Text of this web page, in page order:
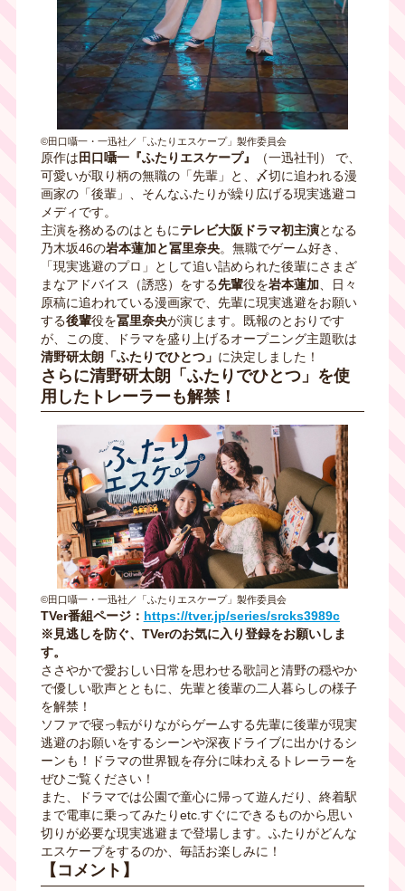
©田口囁一・一迅社／「ふたりエスケープ」製作委員会
原作は田口囁一『ふたりエスケープ』
（一迅社刊） で、
可愛いが取り柄の無職の「先輩」と、〆切に追われる漫
画家の「後輩」、そんなふたりが繰り広げる現実逃避コ
メディです。
主演を務めるのはともにテレビ大阪ドラマ初主演となる
乃木坂46の岩本蓮加と冨里奈央。無職でゲーム好き、
「現実逃避のプロ」として追い詰められた後輩にさまざ
まなアドバイス（誘惑）をする先輩役を岩本蓮加、日々
原稿に追われている漫画家で、先輩に現実逃避をお願い
する後輩役を冨里奈央が演じます。既報のとおりです
が、この度、ドラマを盛り上げるオープニング主題歌は
清野研太朗「ふたりでひとつ」 に決定しました！
さらに清野研太朗「ふたりでひとつ」を使
用したトレーラーも解禁！
©田口囁一・一迅社／「ふたりエスケープ」製作委員会
TVer番組ページ： https://tver.jp/series/srcks3989c
※見逃しを防ぐ、TVerのお気に入り登録をお願いしま
す。
ささやかで愛おしい日常を思わせる歌詞と清野の穏やか
で優しい歌声とともに、先輩と後輩の二人暮らしの様子
を解禁！
ソファで寝っ転がりながらゲームする先輩に後輩が現実
逃避のお願いをするシーンや深夜ドライブに出かけるシ
ーンも！ドラマの世界観を存分に味わえるトレーラーを
ぜひご覧ください！
また、ドラマでは公園で童心に帰って遊んだり、終着駅
まで電車に乗ってみたりetc.すぐにできるものから思い
切りが必要な現実逃避まで登場します。ふたりがどんな
エスケープをするのか、毎話お楽しみに！
【コメント】